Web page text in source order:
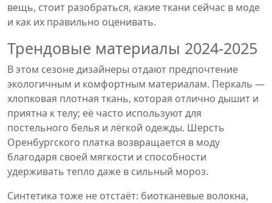
вещь, стоит разобраться, какие ткани сейчас в моде
и как их правильно оценивать.
Трендовые материалы 2024‑2025
В этом сезоне дизайнеры отдают предпочтение
экологичным и комфортным материалам. Перкаль —
хлопковая плотная ткань, которая отлично дышит и
приятна к телу; её часто используют для
постельного белья и лёгкой одежды. Шерсть
Оренбургского платка возвращается в моду
благодаря своей мягкости и способности
удерживать тепло даже в сильный мороз.
Синтетика тоже не отстаёт: биотканевые волокна,